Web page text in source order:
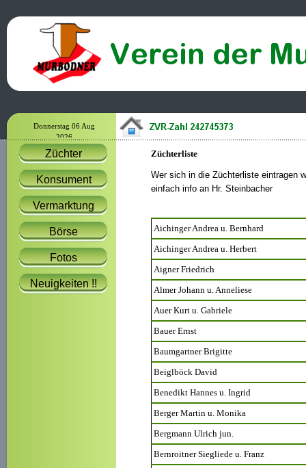
Donnerstag 06 Aug
2026
Züchter
Konsument
Vermarktung
Börse
Fotos
Neuigkeiten !!
Züchterliste
Wer sich in die Züchterliste eintragen
einfach info an Hr. Steinbacher
Aichinger Andrea u. Bernhard
Aichinger Andrea u. Herbert
Aigner Friedrich
Almer Johann u. Anneliese
Auer Kurt u. Gabriele
Bauer Ernst
Baumgartner Brigitte
Beiglböck David
Benedikt Hannes u. Ingrid
Berger Martin u. Monika
Bergmann Ulrich jun.
Bernroitner Siegliede u. Franz